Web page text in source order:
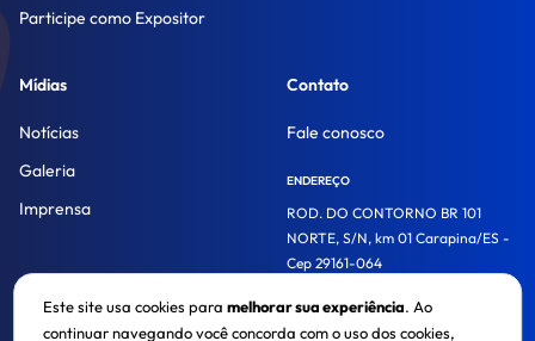
Participe como Expositor
Mídias
Notícias
Galeria
Imprensa
Contato
Fale conosco
ENDEREÇO
ROD. DO CONTORNO BR 101
NORTE, S/N, km 01 Carapina/ES -
Cep 29161-064
Este site usa cookies paramelhorar sua experiência. Ao
continuar navegando você concorda com o uso dos cookies,